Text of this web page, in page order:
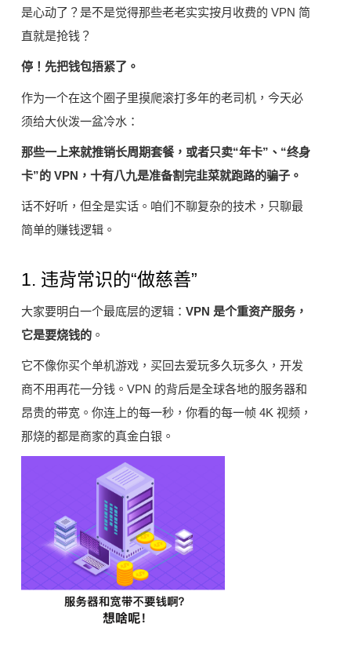
是心动了？是不是觉得那些老老实实按月收费的 VPN 简
直就是抢钱？
停！先把钱包捂紧了。
作为一个在这个圈子里摸爬滚打多年的老司机，今天必
须给大伙泼一盆冷水：
那些一上来就推销长周期套餐，或者只卖“年卡”、“终身
卡”的 VPN，十有八九是准备割完韭菜就跑路的骗子。
话不好听，但全是实话。咱们不聊复杂的技术，只聊最
简单的赚钱逻辑。
1. 违背常识的“做慈善”
大家要明白一个最底层的逻辑：VPN 是个重资产服务，
它是要烧钱的 。
它不像你买个单机游戏，买回去爱玩多久玩多久，开发
商不用再花一分钱。VPN 的背后是全球各地的服务器和
昂贵的带宽。你连上的每一秒，你看的每一帧 4K 视频，
那烧的都是商家的真金白银。